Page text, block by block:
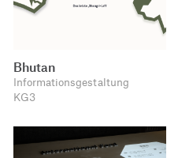
Bhutan
Informationsgestaltung
KG3